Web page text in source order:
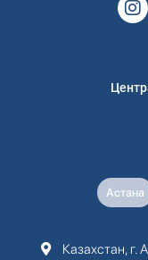
Астана
Казахстан, г.